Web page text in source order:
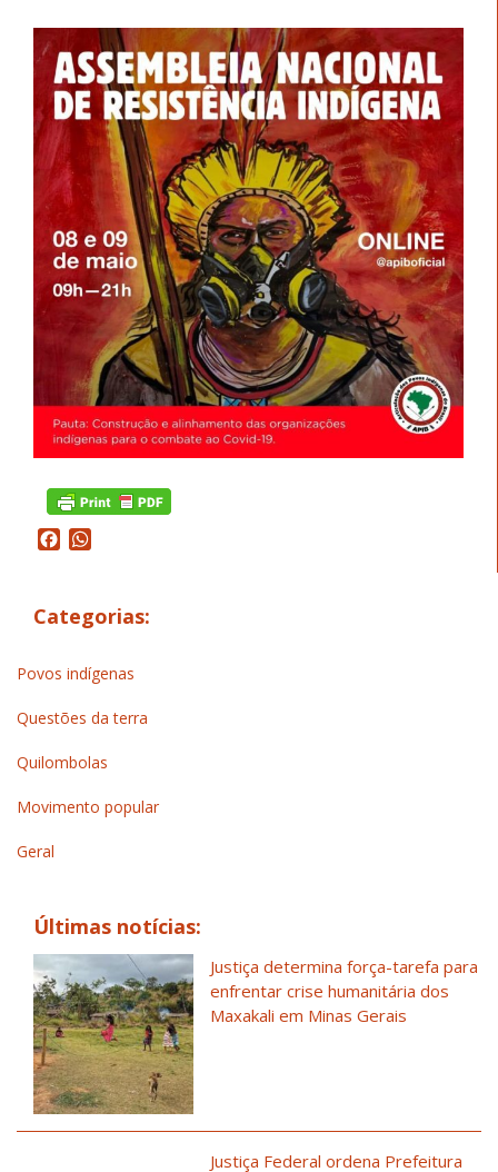
Facebook
Categorias:
Povos indígenas
Questões da terra
Quilombolas
Movimento popular
Geral
Últimas notícias:
Justiça determina força-tarefa para
enfrentar crise humanitária dos
Maxakali em Minas Gerais
Justiça Federal ordena Prefeitura